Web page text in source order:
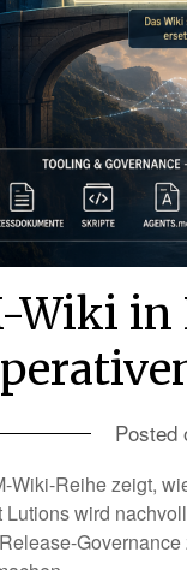
Wiki in
Wiki-Reihe zeigt,
wird